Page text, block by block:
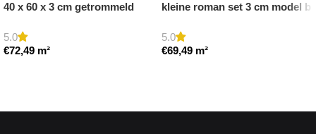
40 x 60 x 3 cm getrommeld
5.0
€72,49 m²
kleine roman set 3 cm model b
5.0
€69,49 m²